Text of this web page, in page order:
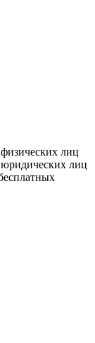
лиц
лиц